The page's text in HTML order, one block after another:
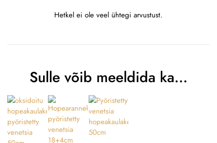
Hetkel ei ole veel ühtegi arvustust.
Sulle võib meeldida ka…